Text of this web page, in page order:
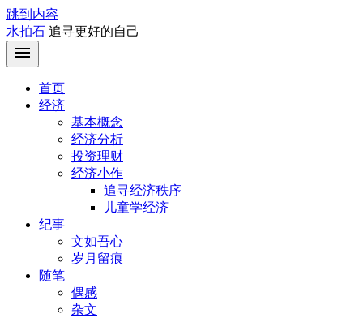
跳到内容
水拍石 追寻更好的自己
首页
经济
基本概念
经济分析
投资理财
经济小作
追寻经济秩序
儿童学经济
纪事
文如吾心
岁月留痕
随笔
偶感
杂文